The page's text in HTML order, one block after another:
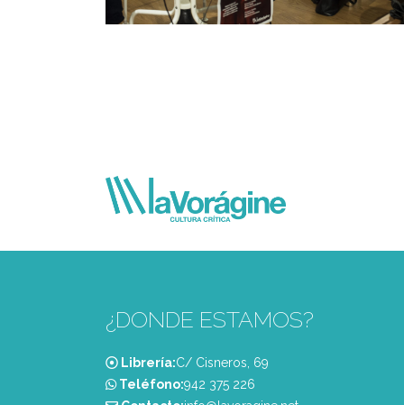
¿DONDE ESTAMOS?
Librería:C/ Cisneros, 69
Teléfono:‭942 375 226‬